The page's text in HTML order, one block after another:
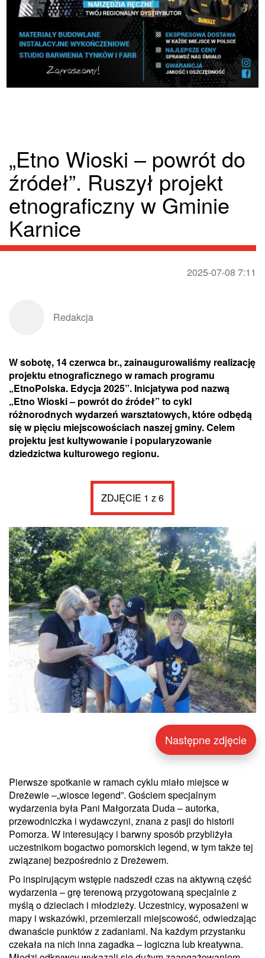
„Etno Wioski – powrót do
źródeł”. Ruszył projekt
etnograficzny w Gminie
Karnice
2025-07-08 7:11
Redakcja
W sobotę, 14 czerwca br., zainaugurowaliśmy realizację
projektu etnograficznego w ramach programu
„EtnoPolska. Edycja 2025”. Inicjatywa pod nazwą
„Etno Wioski – powrót do źródeł” to cykl
różnorodnych wydarzeń warsztatowych, które odbędą
się w pięciu miejscowościach naszej gminy. Celem
projektu jest kultywowanie i popularyzowanie
dziedzictwa kulturowego regionu.
ZDJĘCIE 1 z 6
Następne zdjęcie
Pierwsze spotkanie w ramach cyklu miało miejsce w
Dreżewie –„wiosce legend”. Gościem specjalnym
wydarzenia była Pani Małgorzata Duda – autorka,
przewodniczka i wydawczyni, znana z pasji do historii
Pomorza. W interesujący i barwny sposób przybliżyła
uczestnikom bogactwo pomorskich legend, w tym także tej
związanej bezpośrednio z Dreżewem.
Po inspirującym wstępie nadszedł czas na aktywną część
wydarzenia – grę terenową przygotowaną specjalnie z
myślą o dzieciach i młodzieży. Uczestnicy, wyposażeni w
mapy i wskazówki, przemierzali miejscowość, odwiedzając
dwanaście punktów z zadaniami. Na każdym przystanku
czekała na nich inna zagadka – logiczna lub kreatywna.